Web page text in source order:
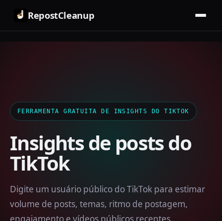
RepostCleanup
FERRAMENTA GRATUITA DE INSIGHTS DO TIKTOK
Insights de posts do
TikTok
Digite um usuário público do TikTok para estimar
volume de posts, temas, ritmo de postagem,